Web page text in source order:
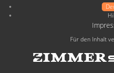
Für den Inhalt